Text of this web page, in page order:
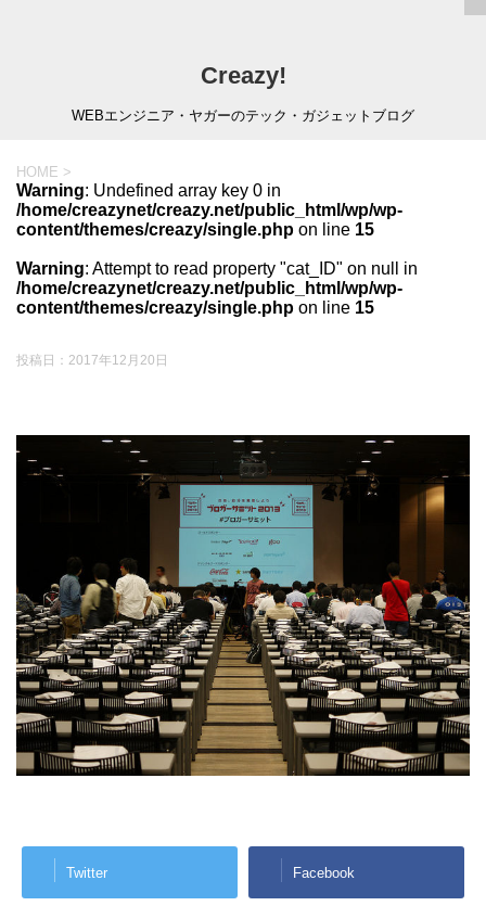
Creazy!
WEBエンジニア・ヤガーのテック・ガジェットブログ
HOME >
Warning: Undefined array key 0 in
/home/creazynet/creazy.net/public_html/wp/wp-
content/themes/creazy/single.php on line 15
Warning: Attempt to read property "cat_ID" on null in
/home/creazynet/creazy.net/public_html/wp/wp-
content/themes/creazy/single.php on line 15
投稿日： 2017年12月20日
Twitter Facebook